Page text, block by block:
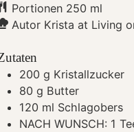
Portionen 250 ml
Autor Krista at Living
200 g Kristallzucker
80 g Butter
120 ml Schlagobers
NACH WUNSCH: 1